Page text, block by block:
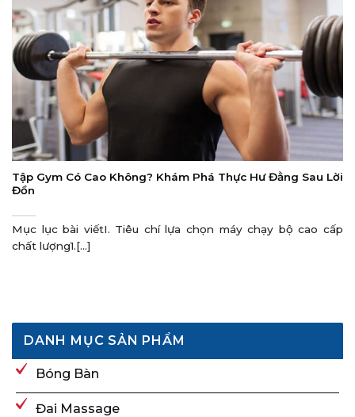
Tập Gym Có Cao Không? Khám Phá Thực Hư Đằng Sau Lời
Đồn
Mục lục bài viếtI. Tiêu chí lựa chọn máy chạy bộ cao cấp
chất lượng1.[...]
DANH MỤC SẢN PHẨM
Bóng Bàn
Đai Massage